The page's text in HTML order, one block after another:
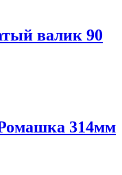
валик 90
314мм